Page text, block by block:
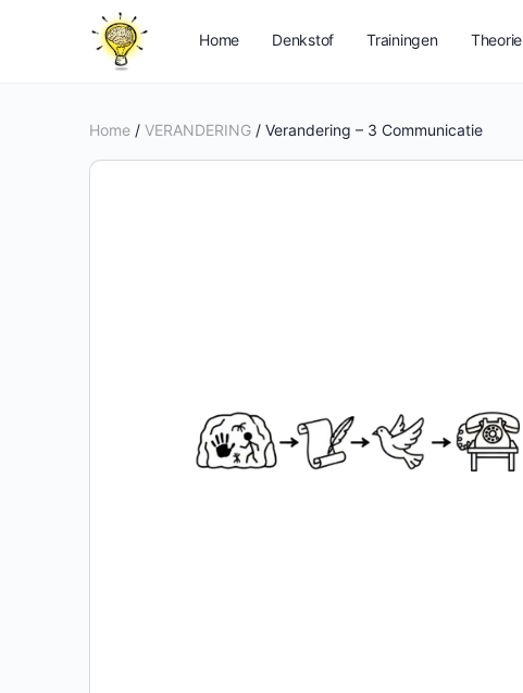
Home Denkstof Trainingen Theorie
Home / VERANDERING / Verandering – 3 Communicatie